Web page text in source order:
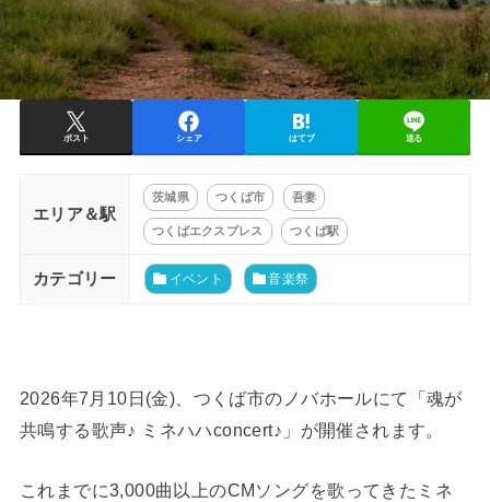
ポスト シェア はてブ 送る
エリア＆駅
茨城県 つくば市 吾妻
つくばエクスプレス つくば駅
カテゴリー イベント 音楽祭
2026年7月10日(金)、つくば市のノバホールにて「魂が
共鳴する歌声♪ ミネハハconcert♪」が開催されます。
これまでに3,000曲以上のCMソングを歌ってきたミネ